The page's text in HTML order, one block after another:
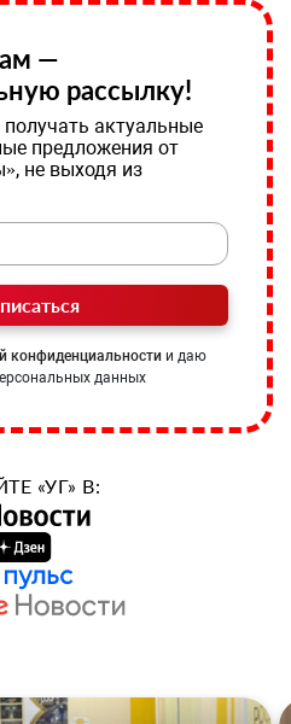
—
рассылку!
актуальные
предложения от
не выходя из
конфиденциальности и даю
данных
«УГ» В: